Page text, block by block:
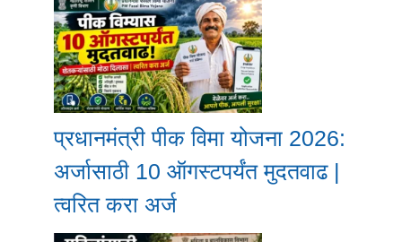
प्रधानमंत्री पीक विमा योजना 2026:
अर्जासाठी 10 ऑगस्टपर्यंत मुदतवाढ |
त्वरित करा अर्ज